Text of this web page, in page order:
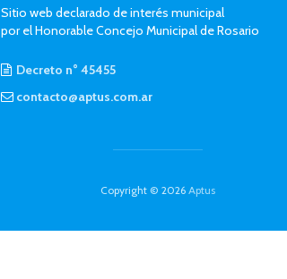
Sitio web declarado de interés municipal
por el Honorable Concejo Municipal de Rosario
Decreto n° 45455
contacto@aptus.com.ar
Copyright © 2026 Aptus